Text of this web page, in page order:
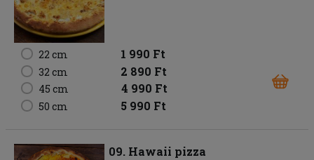
22 cm 1 990 Ft
32 cm 2 890 Ft
45 cm 4 990 Ft
50 cm 5 990 Ft
09. Hawaii pizza